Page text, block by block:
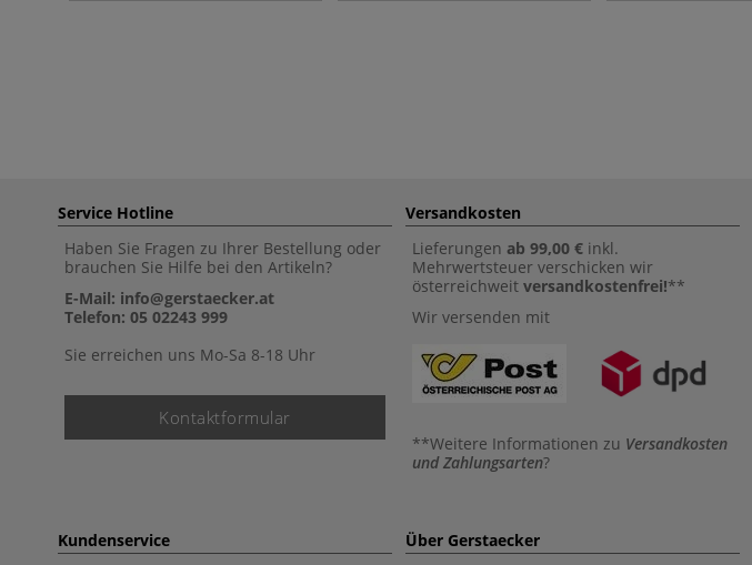
Service Hotline
Haben Sie Fragen zu Ihrer Bestellung oder
brauchen Sie Hilfe bei den Artikeln?
E-Mail: info@gerstaecker.at
Telefon: 05 02243 999
Sie erreichen uns Mo-Sa 8-18 Uhr
Kontaktformular
Versandkosten
Lieferungen ab 99,00 € inkl.
Mehrwertsteuer verschicken wir
österreichweit versandkostenfrei!**
Wir versenden mit
**Weitere Informationen zu Versandkosten
und Zahlungsarten?
Kundenservice Über Gerstaecker